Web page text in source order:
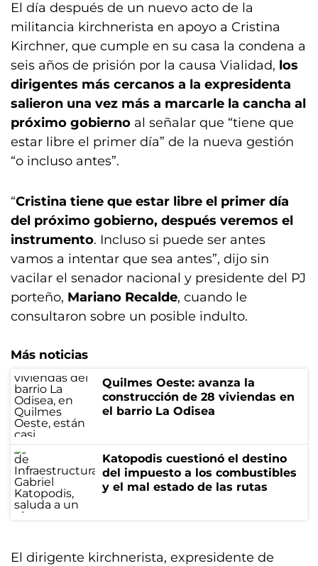
El día después de un nuevo acto de la
militancia kirchnerista en apoyo a Cristina
Kirchner, que cumple en su casa la condena a
seis años de prisión por la causa Vialidad, los
dirigentes más cercanos a la expresidenta
salieron una vez más a marcarle la cancha al
próximo gobierno al señalar que “tiene que
estar libre el primer día” de la nueva gestión
“o incluso antes”.
“Cristina tiene que estar libre el primer día
del próximo gobierno, después veremos el
instrumento. Incluso si puede ser antes
vamos a intentar que sea antes”, dijo sin
vacilar el senador nacional y presidente del PJ
porteño, Mariano Recalde, cuando le
consultaron sobre un posible indulto.
Más noticias
Quilmes Oeste: avanza la
construcción de 28 viviendas en
el barrio La Odisea
Katopodis cuestionó el destino
del impuesto a los combustibles
y el mal estado de las rutas
El dirigente kirchnerista, expresidente de